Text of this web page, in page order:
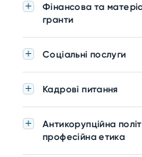
Фінансова та
гранти
Соціальні послуги
Кадрові питання
Антикорупційна
професійна етика